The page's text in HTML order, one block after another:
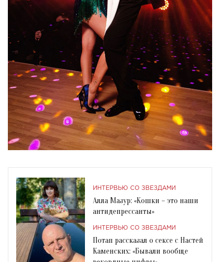
ИНТЕРВЬЮ СО ЗВЕЗДАМИ
Алла Мазур: «Кошки – это наши
антидепрессанты»
ИНТЕРВЬЮ СО ЗВЕЗДАМИ
Потап рассказал о сексе с Настей
Каменских: «Бывали вообще